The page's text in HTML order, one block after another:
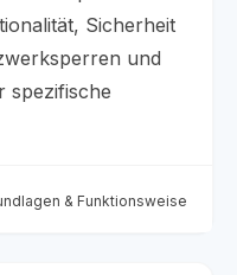
Sicherheit
und
spezifische
& Funktionsweise